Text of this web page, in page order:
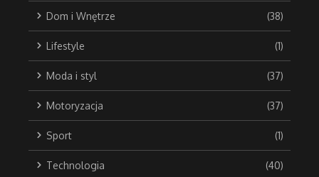
Dom i Wnętrze (38)
Lifestyle (1)
Moda i styl (37)
Motoryzacja (37)
Sport (1)
Technologia (40)